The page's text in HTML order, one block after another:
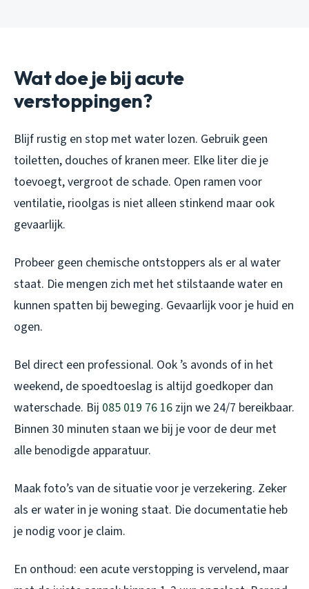
Wat doe je bij acute
verstoppingen?
Blijf rustig en stop met water lozen. Gebruik geen
toiletten, douches of kranen meer. Elke liter die je
toevoegt, vergroot de schade. Open ramen voor
ventilatie, rioolgas is niet alleen stinkend maar ook
gevaarlijk.
Probeer geen chemische ontstoppers als er al water
staat. Die mengen zich met het stilstaande water en
kunnen spatten bij beweging. Gevaarlijk voor je huid en
ogen.
Bel direct een professional. Ook ’s avonds of in het
weekend, de spoedtoeslag is altijd goedkoper dan
waterschade. Bij 085 019 76 16 zijn we 24/7 bereikbaar.
Binnen 30 minuten staan we bij je voor de deur met
alle benodigde apparatuur.
Maak foto’s van de situatie voor je verzekering. Zeker
als er water in je woning staat. Die documentatie heb
je nodig voor je claim.
En onthoud: een acute verstopping is vervelend, maar